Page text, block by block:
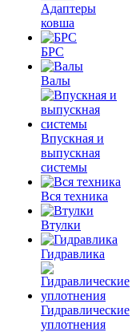
Адаптеры
ковша
БРС
Валы
Впускная и
выпускная
системы
Вся техника
Втулки
Гидравлика
Гидравлические
уплотнения